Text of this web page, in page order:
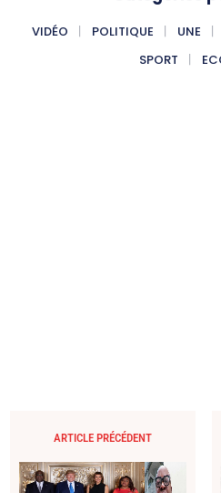
VIDÉO POLITIQUE UNE
SPORT
ARTICLE PRÉCÉDENT